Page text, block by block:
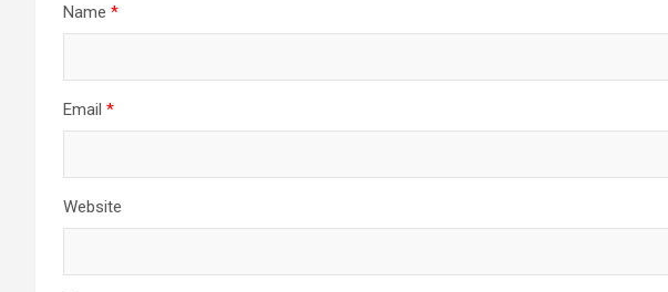
Name *
Email *
Website